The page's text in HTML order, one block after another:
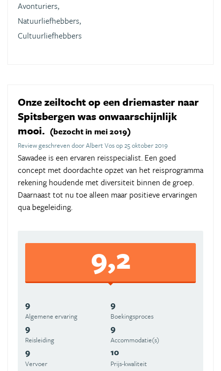
Avonturiers,
Natuurliefhebbers,
Cultuurliefhebbers
Onze zeiltocht op een driemaster naar
Spitsbergen was onwaarschijnlijk
mooi. (bezocht in mei 2019)
Review geschreven door Albert Vos op 25 oktober 2019
Sawadee is een ervaren reisspecialist. Een goed
concept met doordachte opzet van het reisprogramma
rekening houdende met diversiteit binnen de groep.
Daarnaast tot nu toe alleen maar positieve ervaringen
qua begeleiding.
9,2
9
Algemene ervaring
9
Boekingsproces
9
Reisleiding
9
Accommodatie(s)
9
Vervoer
10
Prijs-kwaliteit